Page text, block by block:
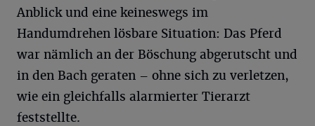
Anblick und eine keineswegs im
Handumdrehen lösbare Situation: Das Pferd
war nämlich an der Böschung abgerutscht und
in den Bach geraten – ohne sich zu verletzen,
wie ein gleichfalls alarmierter Tierarzt
feststellte.